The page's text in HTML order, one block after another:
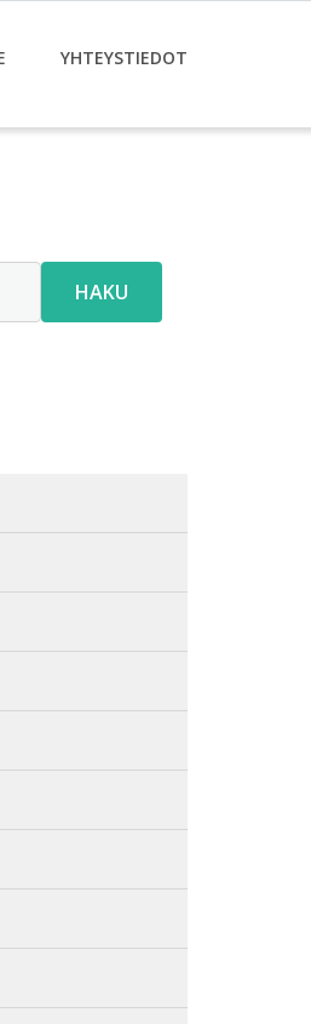
YHTEYSTIEDOT
HAKU